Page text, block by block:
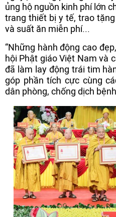
ủng hộ nguồn kinh phí lớn
trang thiết bị y tế, trao
và suất ăn miễn phí...
“Những hành động cao
hội Phật giáo Việt Nam và
đã làm lay động trái tim
góp phần tích cực cùng
dân phòng, chống dịch